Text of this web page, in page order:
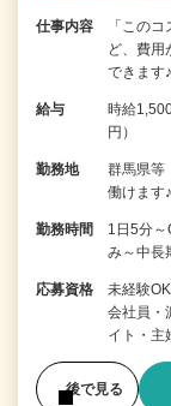
仕事内容
「この
ど、費
できます
給与
時給
円）
勤務地
群馬県等
働けます♪
勤務時間
1日5分
み～中長
応募資格
未経験
会社員・
イト・主
後で見る